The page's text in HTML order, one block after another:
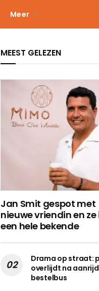
Meer
MEEST GELEZEN
Jan Smit gespot met
nieuwe vriendin en ze
een hele bekende
Drama op straat:
overlijdt na
bestelbus